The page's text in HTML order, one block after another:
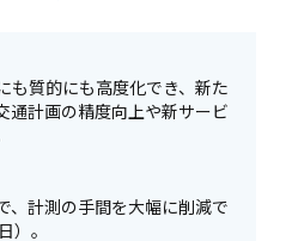
も質的にも高度化でき、新た
通計画の精度向上や新サービ
、計測の手間を大幅に削減で
。